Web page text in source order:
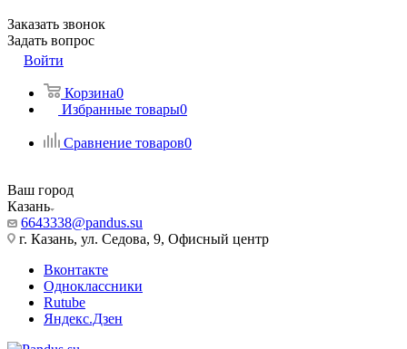
Заказать звонок
Задать вопрос
Войти
Корзина0
Избранные товары0
Сравнение товаров0
Ваш город
Казань
6643338@pandus.su
г. Казань, ул. Седова, 9, Офисный центр
Вконтакте
Одноклассники
Rutube
Яндекс.Дзен